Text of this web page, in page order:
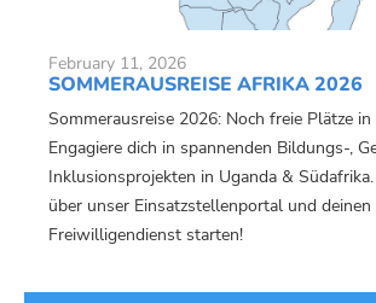
February 11, 2026
SOMMERAUSREISE AFRIKA 2026
Sommerausreise 2026: Noch freie Plätze
Engagiere dich in spannenden Bildungs-,
Inklusionsprojekten in Uganda &
über unser Einsatzstellenportal und deinen
Freiwilligendienst starten!